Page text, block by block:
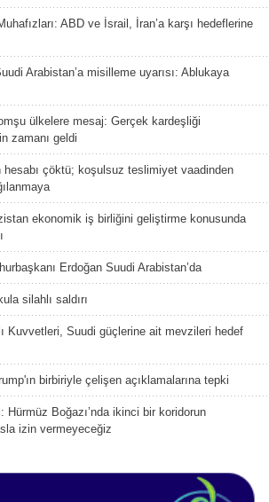
ABD ve İsrail, İran’a karşı hedeflerine
Arabistan’a misilleme uyarısı: Ablukaya
ülkelere mesaj: Gerçek kardeşliği
zamanı geldi
hesabı çöktü; koşulsuz teslimiyet vaadinden
ekonomik iş birliğini geliştirme konusunda
Erdoğan Suudi Arabistan’da
silahlı saldırı
Kuvvetleri, Suudi güçlerine ait mevzileri hedef
birbiriyle çelişen açıklamalarına tepki
Hürmüz Boğazı’nda ikinci bir koridorun
izin vermeyeceğiz